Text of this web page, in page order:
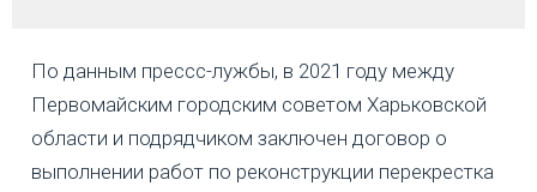
По данным прессс-лужбы, в 2021 году между
Первомайским городским советом Харьковской
области и подрядчиком заключен договор о
выполнении работ по реконструкции перекрестка